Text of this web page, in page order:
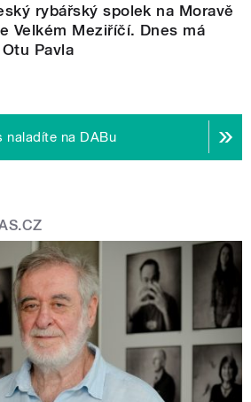
rybářský spolek na Moravě
Velkém Meziříčí. Dnes má
Pavla
naladíte na DABu